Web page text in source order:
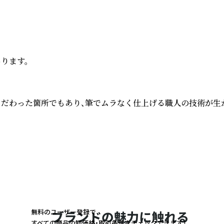
ます。
った箇所でもあり、筆でムラなく仕上げる職人の技術が生
ブランドの魅力に触れる
無料のユーザー登録で